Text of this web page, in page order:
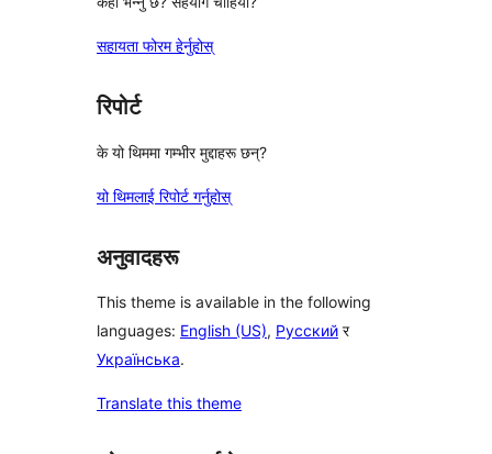
सहायता फोरम हेर्नुहोस्
रिपोर्ट
के यो थिममा गम्भीर मुद्दाहरू छन्?
यो थिमलाई रिपोर्ट गर्नुहोस्
अनुवादहरू
This theme is available in the following
languages: English (US), Русский र
Українська.
Translate this theme